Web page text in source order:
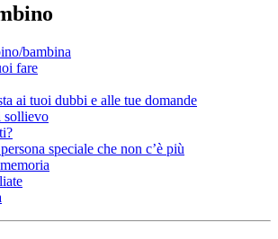
bambina
fare
ai tuoi dubbi e alle tue domande
sollievo
speciale che non c’è più